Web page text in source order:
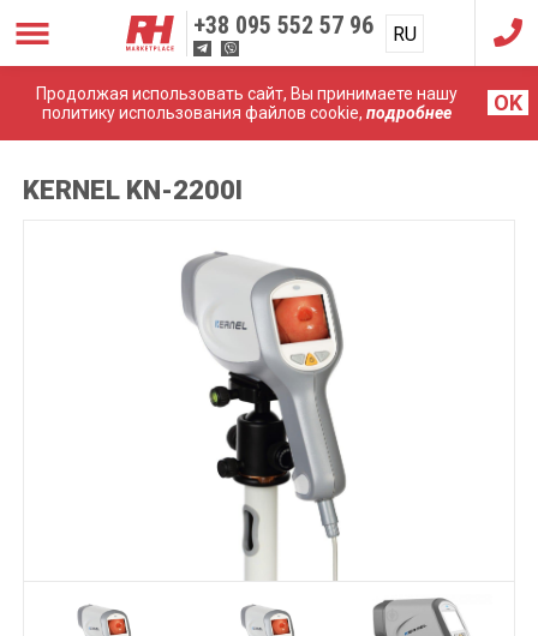
Продолжая использовать сайт, Вы принимаете нашу
политику использования файлов cookie, подробнее OK
+38 095 552 57 96 RU
UA
KERNEL KN-2200І